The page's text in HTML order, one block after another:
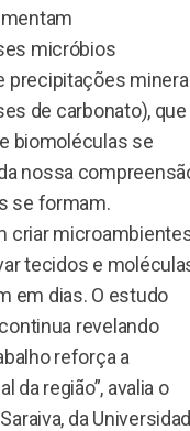
micróbios
precipitações
de carbonato), que
biomoléculas se
nossa
se formam.
criar
tecidos e
em dias. O estudo
revelando
reforça a
da região”, avalia o
da